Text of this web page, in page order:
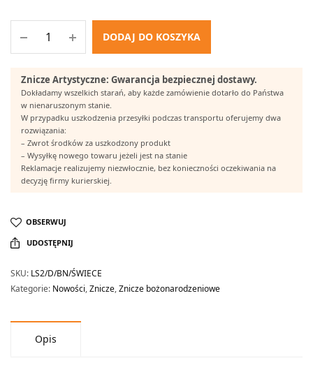
DODAJ DO KOSZYKA
Znicze Artystyczne: Gwarancja bezpiecznej dostawy.
Dokładamy wszelkich starań, aby każde zamówienie dotarło do Państwa
w nienaruszonym stanie.
W przypadku uszkodzenia przesyłki podczas transportu oferujemy dwa
rozwiązania:
– Zwrot środków za uszkodzony produkt
– Wysyłkę nowego towaru jeżeli jest na stanie
Reklamacje realizujemy niezwłocznie, bez konieczności oczekiwania na
decyzję firmy kurierskiej.
OBSERWUJ
UDOSTĘPNIJ
SKU: LS2/D/BN/ŚWIECE
Kategorie: Nowości,Znicze,Znicze bożonarodzeniowe
Opis